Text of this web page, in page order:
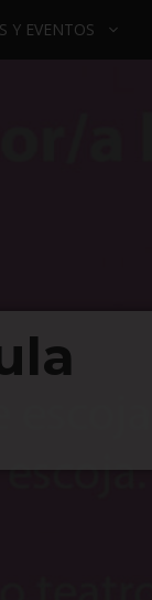
Y EVENTOS